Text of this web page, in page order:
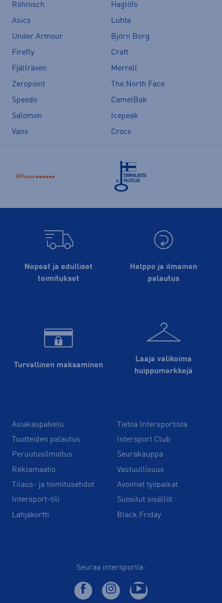
Röhnisch
Haglöfs
Asics
Luhta
Under Armour
Björn Borg
Firefly
Craft
Fjällräven
Merrell
Zeropoint
The North Face
Speedo
CamelBak
Salomon
Icepeak
Vans
Crocs
Nopeat ja edulliset
toimitukset
Helppo ja ilmainen
palautus
Turvallinen maksaminen
Laaja valikoima
huippu­merkkejä
Asiakaspalvelu
Tuotteiden palautus
Peruutusilmoitus
Reklamaatio
Tilaus- ja toimitusehdot
Intersport-tili
Lahjakortti
Tietoa Intersportista
Intersport Club
Seurakauppa
Vastuullisuus
Avoimet työpaikat
Suositut sisällöt
Black Friday
Seuraa intersportia: